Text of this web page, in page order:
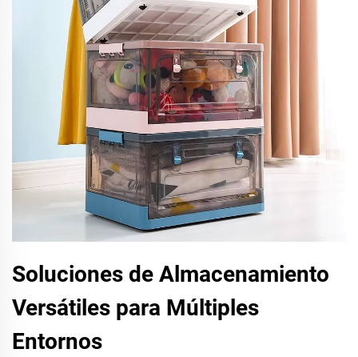
Soluciones de Almacenamiento
Versátiles para Múltiples
Entornos